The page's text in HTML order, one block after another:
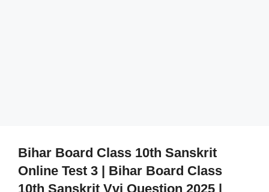
Bihar Board Class 10th Sanskrit
Online Test 3 | Bihar Board Class
10th Sanskrit Vvi Question 2025 |